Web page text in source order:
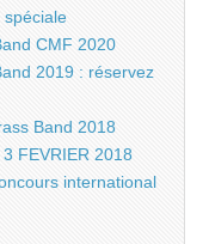
spéciale
CMF 2020
2019 : réservez
Band 2018
FEVRIER 2018
international